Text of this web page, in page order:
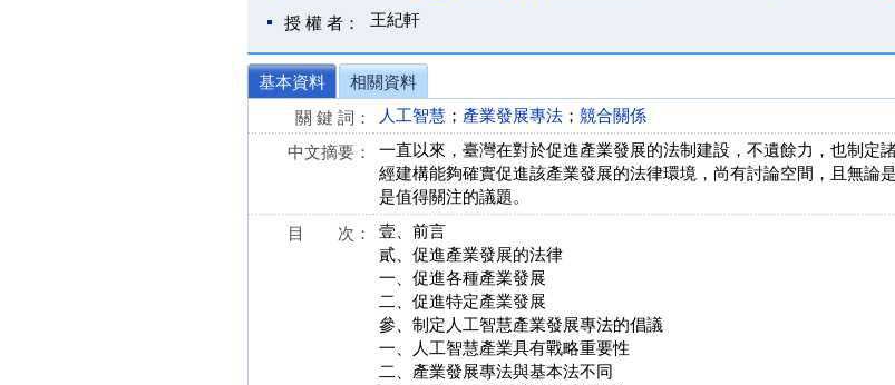
授 權 者：
王紀軒
基本資料
相關資料
關 鍵 詞：
人工智慧 ； 產業發展專法 ； 競合關係
中文摘要：
一直以來，臺灣在對於促進產業發展的法制建設，不遺餘力，也制定
經建構能夠確實促進該產業發展的法律環境，尚有討論空間，且無論
是值得關注的議題。
目 次：
壹、前言
貳、促進產業發展的法律
一、促進各種產業發展
二、促進特定產業發展
參、制定人工智慧產業發展專法的倡議
一、人工智慧產業具有戰略重要性
二、產業發展專法與基本法不同